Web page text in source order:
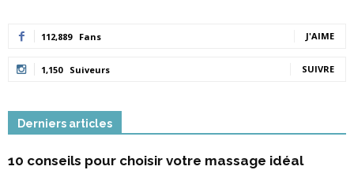
112,889 Fans J'AIME
1,150 Suiveurs SUIVRE
Derniers articles
10 conseils pour choisir votre massage idéal